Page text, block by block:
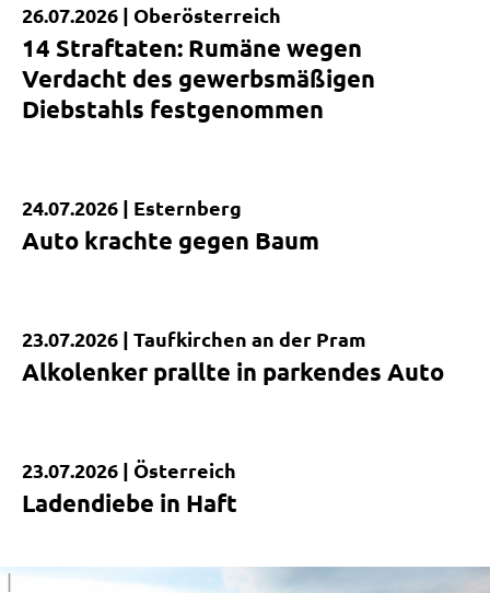
Kurzmeldung
26.07.2026 | Oberösterreich
14 Straftaten: Rumäne wegen
Verdacht des gewerbsmäßigen
Diebstahls festgenommen
Kurzmeldung
24.07.2026 | Esternberg
Auto krachte gegen Baum
Kurzmeldung
23.07.2026 | Taufkirchen an der Pram
Alkolenker prallte in parkendes Auto
Kurzmeldung
23.07.2026 | Österreich
Ladendiebe in Haft
|